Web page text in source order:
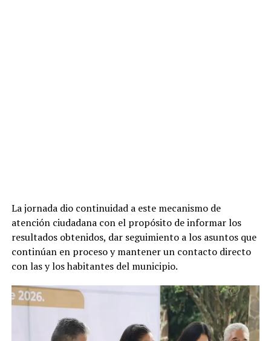
La jornada dio continuidad a este mecanismo de
atención ciudadana con el propósito de informar los
resultados obtenidos, dar seguimiento a los asuntos que
continúan en proceso y mantener un contacto directo
con las y los habitantes del municipio.